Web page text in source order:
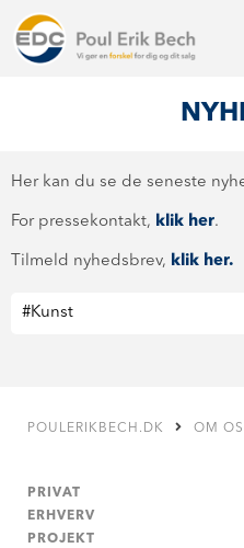
Her kan du se de seneste
For pressekontakt, klik her.
Tilmeld nyhedsbrev, klik her.
POULERIKBECH.DK OM OS
PRIVAT
ERHVERV
PROJEKT